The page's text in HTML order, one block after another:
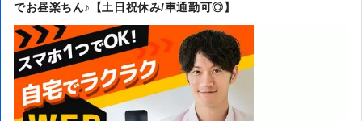
でお昼楽ちん♪【土日祝休み/車通勤可◎】